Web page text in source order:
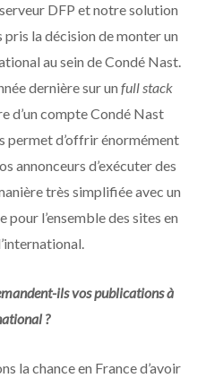
DFP et notre solution
pris la décision de monter un
au sein de Condé Nast.
dernière sur un full stack
d’un compte Condé Nast
permet d’offrir énormément
annonceurs d’exécuter des
très simplifiée avec un
pour l’ensemble des sites en
ils vos publications à
?
la chance en France d’avoir